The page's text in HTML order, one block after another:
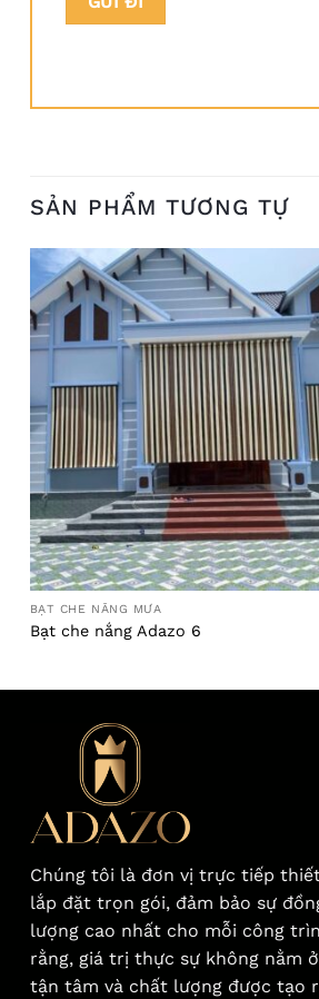
SẢN PHẨM TƯƠNG TỰ
BẠT CHE NẮNG MƯA
Bạt che nắng Adazo 6
Chúng tôi là đơn vị trực tiếp
lắp đặt trọn gói, đảm bảo sự
lượng cao nhất cho mỗi công
rằng, giá trị thực sự không nằm
tận tâm và chất lượng được tạo